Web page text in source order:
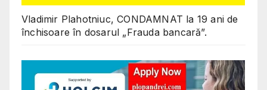
Vladimir Plahotniuc, CONDAMNAT la 19 ani de
închisoare în dosarul „Frauda bancară”.